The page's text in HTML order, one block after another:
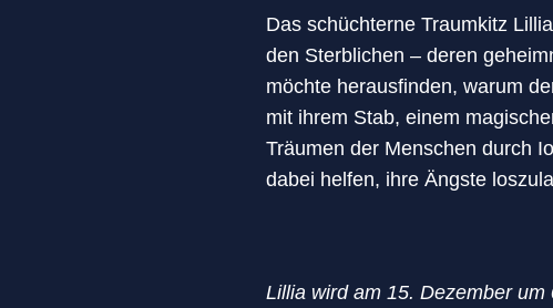
Das schüchterne Traumkitz
den Sterblichen – deren
möchte herausfinden, warum
mit ihrem Stab, einem
Träumen der Menschen durch
dabei helfen, ihre Ängste
Lillia wird am 15. Dezember